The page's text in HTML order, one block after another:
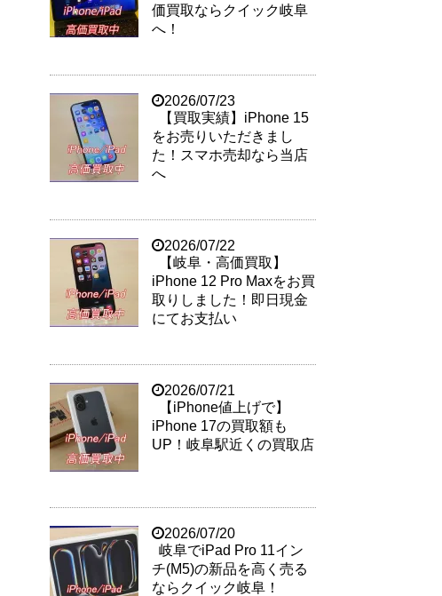
価買取ならクイック岐阜
へ！
2026/07/23
【買取実績】iPhone 15
をお売りいただきまし
た！スマホ売却なら当店
へ
2026/07/22
【岐阜・高価買取】
iPhone 12 Pro Maxをお買
取りしました！即日現金
にてお支払い
2026/07/21
【iPhone値上げで】
iPhone 17の買取額も
UP！岐阜駅近くの買取店
2026/07/20
岐阜でiPad Pro 11イン
チ(M5)の新品を高く売る
ならクイック岐阜！